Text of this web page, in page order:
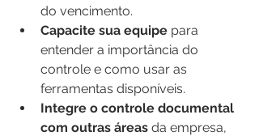
do vencimento.
Capacite sua equipe para
entender a importância do
controle e como usar as
ferramentas disponíveis.
Integre o controle documental
com outras áreas da empresa,